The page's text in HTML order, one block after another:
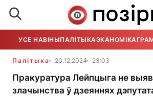
УСЕ НАВІНЫПАЛІТЫКАЭКАНОМІКА
Палітыка 20.12.2024 23:03
Пракуратура Лейпцыга не
злачынства ў дзеяннях